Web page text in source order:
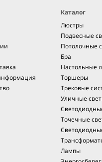
Каталог
Люстры
Подвесные
Потолочные
Бра
Настольные
Торшеры
Трековые
Уличные
Точечные
Лампы